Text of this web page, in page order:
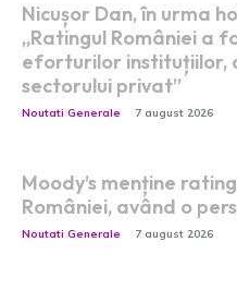
Nicușor Dan, în urma
„Ratingul României a
eforturilor instituțiilor,
sectorului privat”
Noutati Generale 7 august 2026
Moody’s menține
României, având o
Noutati Generale 7 august 2026